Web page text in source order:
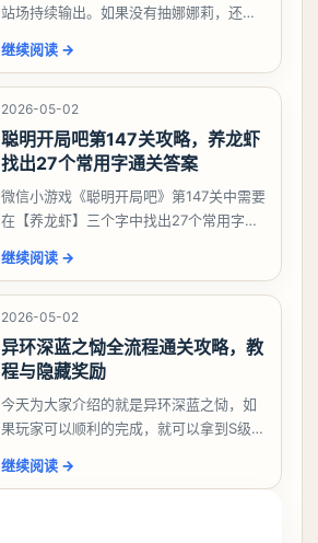
站场持续输出。如果没有抽娜娜莉，还没
有娜娜莉缺另外一个二队C想打深渊也可以
考虑养个白藏
继续阅读 →
2026-05-02
聪明开局吧第147关攻略，养龙虾
找出27个常用字通关答案
微信小游戏《聪明开局吧》第147关中需要
在【养龙虾】三个字中找出27个常用字，
大、夫、夰、巾、中、虫、下、虾、卜、
囗、吓、卟、
继续阅读 →
2026-05-02
异环深蓝之恸全流程通关攻略，教
程与隐藏奖励
今天为大家介绍的就是异环深蓝之恸，如
果玩家可以顺利的完成，就可以拿到S级弧
比较高的，对于那些新手玩家并不建议直
继续阅读 →